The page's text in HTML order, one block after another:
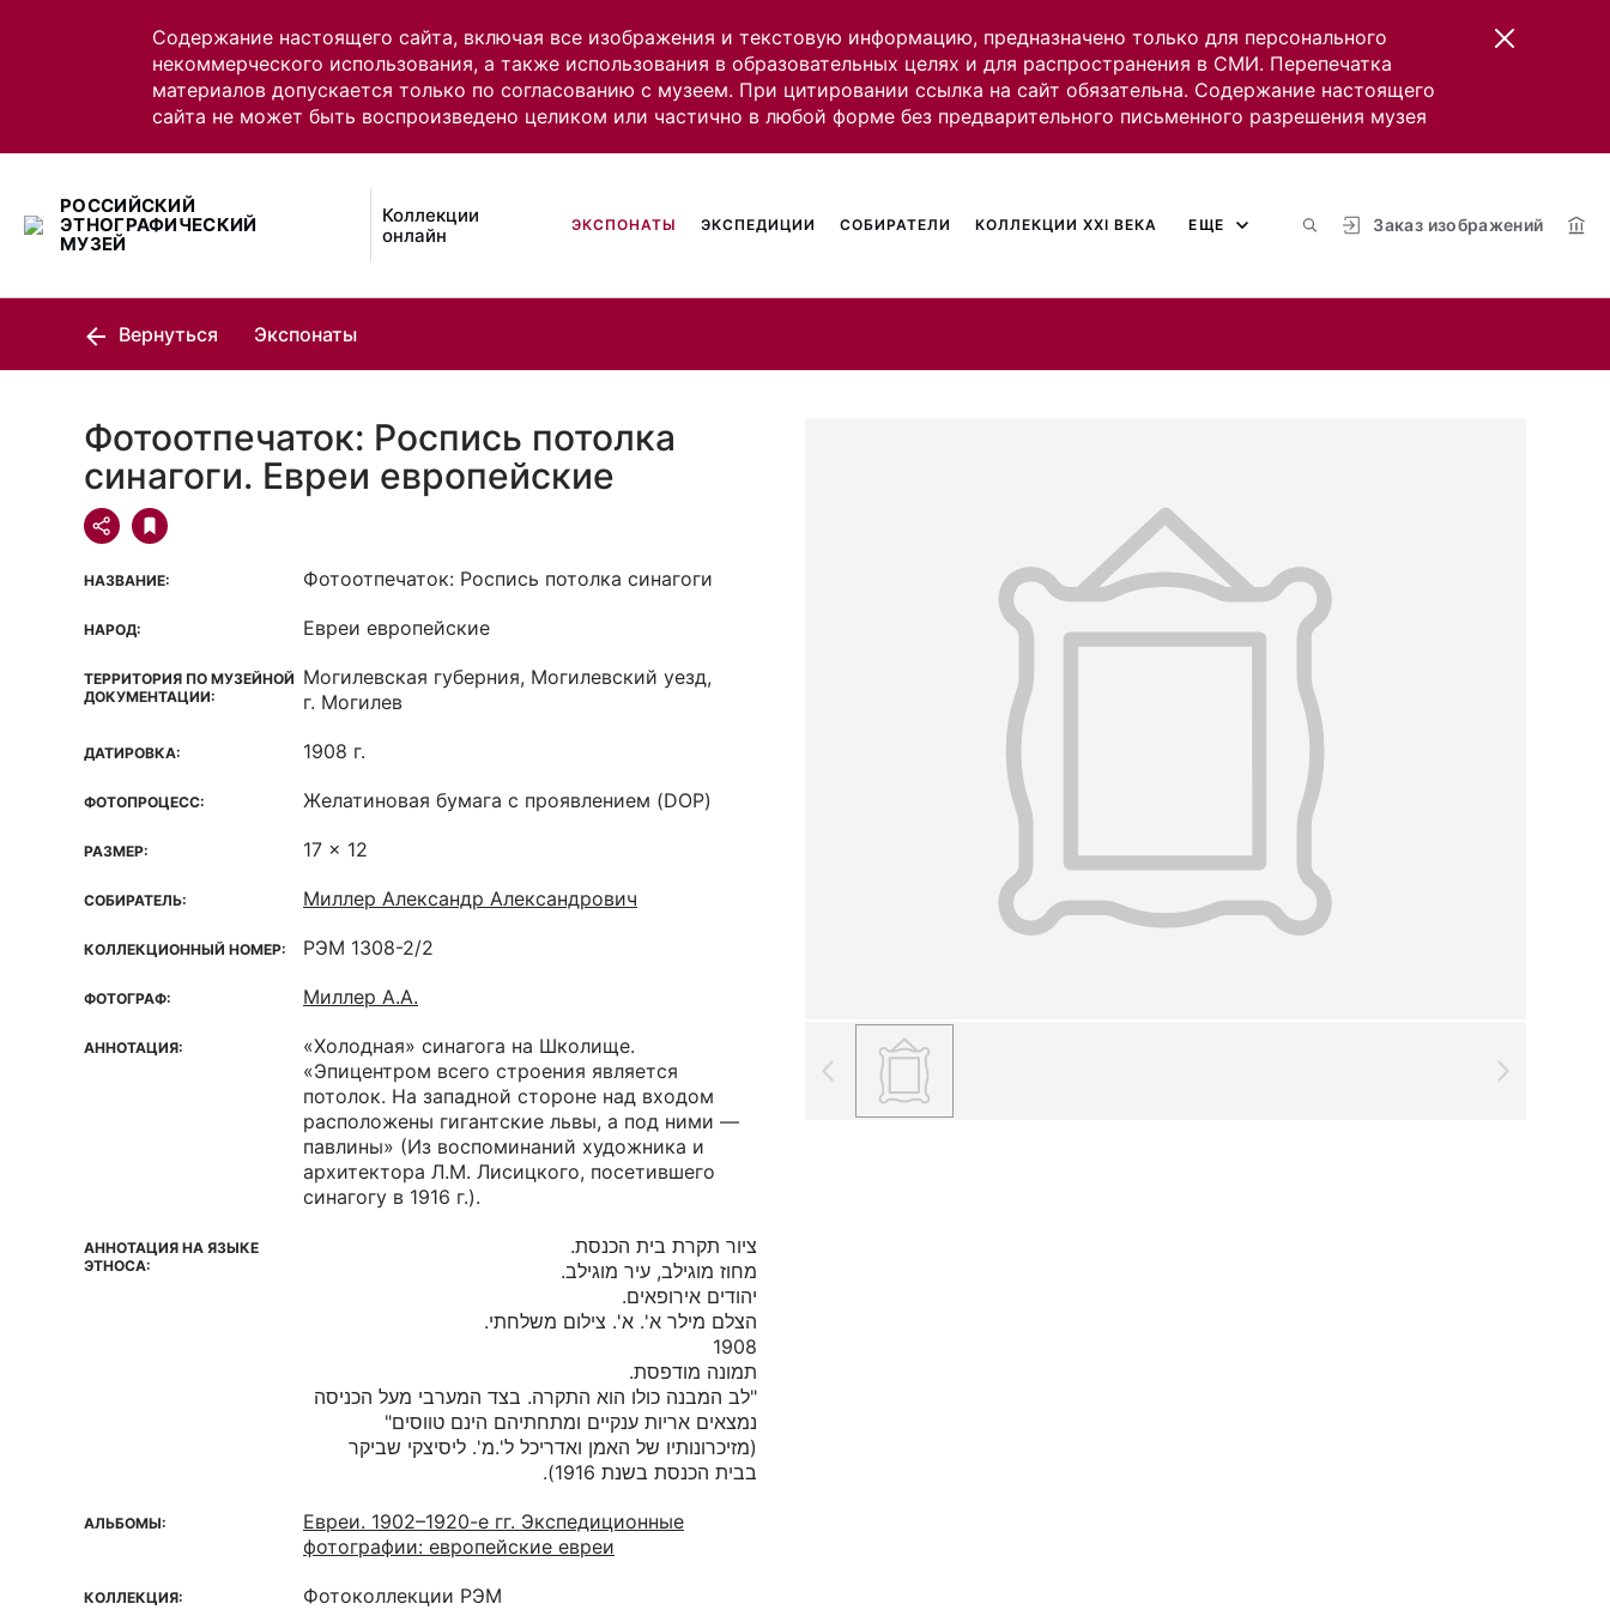
Содержание настоящего сайта, включая все изображения и текстовую информацию, предназначено только для персонального
некоммерческого использования, а также использования в образовательных целях и для распространения в СМИ. Перепечатка
материалов допускается только по согласованию с музеем. При цитировании ссылка на сайт обязательна. Содержание настоящего
сайта не может быть воспроизведено целиком или частично в любой форме без предварительного письменного разрешения музея
РОССИЙСКИЙ
ЭТНОГРАФИЧЕСКИЙ
МУЗЕЙ
Коллекции
онлайн
Заказ изображений
ЭКСПОНАТЫ ЭКСПЕДИЦИИ СОБИРАТЕЛИ КОЛЛЕКЦИИ XXI ВЕКА ЕЩЕ
Вернуться Экспонаты
Фотоотпечаток: Роспись потолка
синагоги. Евреи европейские
НАЗВАНИЕ: Фотоотпечаток: Роспись потолка синагоги
НАРОД: Евреи европейские
ТЕРРИТОРИЯ ПО МУЗЕЙНОЙ
ДОКУМЕНТАЦИИ:
Могилевская губерния, Могилевский уезд,
г. Могилев
ДАТИРОВКА: 1908 г.
ФОТОПРОЦЕСС: Желатиновая бумага с проявлением (DOP)
РАЗМЕР: 17 x 12
СОБИРАТЕЛЬ: Миллер Александр Александрович
КОЛЛЕКЦИОННЫЙ НОМЕР: РЭМ 1308-2/2
ФОТОГРАФ: Миллер А.А.
АННОТАЦИЯ:
«Холодная» синагога на Школище.
«Эпицентром всего строения является
потолок. На западной стороне над входом
расположены гигантские львы, а под ними —
павлины» (Из воспоминаний художника и
архитектора Л.М. Лисицкого, посетившего
синагогу в 1916 г.).
АННОТАЦИЯ НА ЯЗЫКЕ
ЭТНОСА:
"לב המבנה כולו הוא התקרה. בצד המערבי מעל הכניסה
נמצאים אריות ענקיים ומתחתיהם הינם טווסים"
(מזיכרונותיו של האמן ואדריכל ל'.מ'. ליסיצקי שביקר
בבית הכנסת בשנת 1916).
АЛЬБОМЫ:
Евреи. 1902–1920-е гг. Экспедиционные
фотографии: европейские евреи
КОЛЛЕКЦИЯ: Фотоколлекции РЭМ